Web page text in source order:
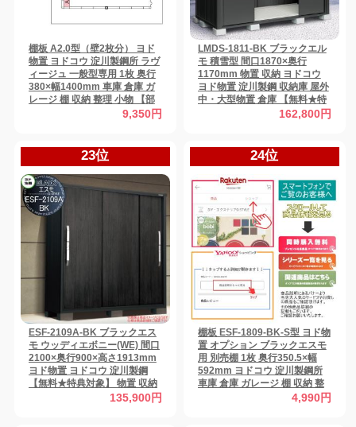
棚板 A2.0型（壁2枚分） ヨド
物置 ヨドコウ 淀川製鋼所 ラヴ
ィージュ 一般型専用 1枚 奥行
380×幅1400mm 車庫 倉庫 ガ
レージ 棚 収納 整理 小物 【部
9,350円
LMDS-1811-BK ブラックエル
モ 積雪型 間口1870×奥行
1170mm 物置 収納 ヨドコウ
ヨド物置 淀川製鋼 収納庫 屋外
中・大型物置 倉庫 【無料★特
162,800円
23位
ESF-2109A-BK ブラックエス
モ ウッディエボニー(WE) 間口
2100×奥行900×高さ1913mm
ヨド物置 ヨドコウ 淀川製鋼
【無料★特典対象】 物置 収納
収納庫 屋外 小型物置 倉庫
135,900円
24位
棚板 ESF-1809-BK-S型 ヨド物
置 オプション ブラックエスモ
用 別売棚 1枚 奥行350.5×幅
592mm ヨドコウ 淀川製鋼所
車庫 倉庫 ガレージ 棚 収納 整
4,990円